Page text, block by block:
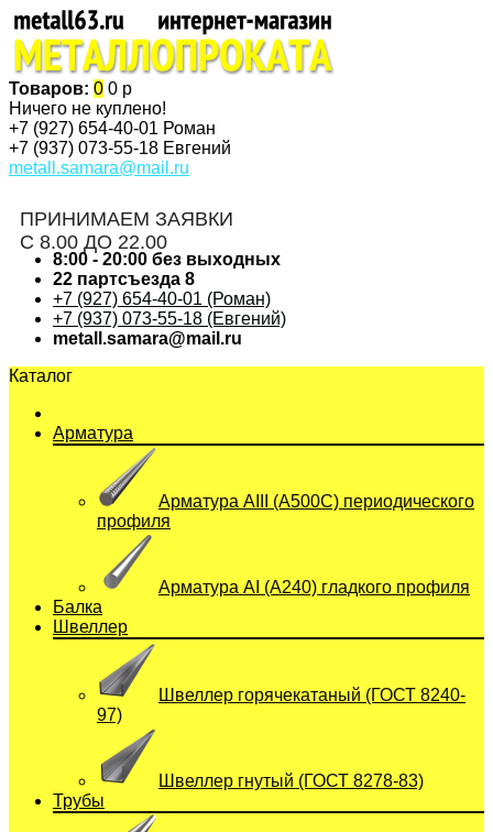
Товаров: 0 0 р
Ничего не куплено!
+7 (927) 654-40-01 Роман
+7 (937) 073-55-18 Евгений
metall.samara@mail.ru
ПРИНИМАЕМ ЗАЯВКИ
С 8.00 ДО 22.00
8:00 - 20:00 без выходных
22 партсъезда 8
+7 (927) 654-40-01 (Роман)
+7 (937) 073-55-18 (Евгений)
metall.samara@mail.ru
Каталог
Арматура
Арматура АIII (А500С) периодического
профиля
Арматура АI (A240) гладкого профиля
Балка
Швеллер
Швеллер горячекатаный (ГОСТ 8240-
97)
Швеллер гнутый (ГОСТ 8278-83)
Трубы